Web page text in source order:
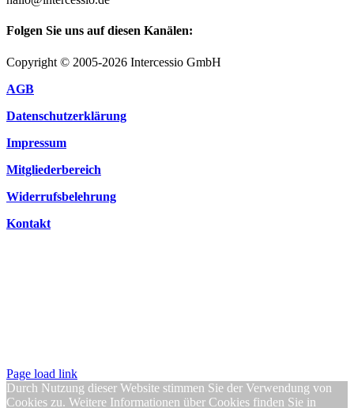
Folgen Sie uns auf diesen Kanälen:
Copyright © 2005-2026 Intercessio GmbH
AGB
Datenschutzerklärung
Impressum
Mitgliederbereich
Widerrufsbelehrung
Kontakt
Page load link
Durch Nutzung dieser Website stimmen Sie der Verwendung von
Cookies zu. Weitere Informationen über Cookies finden Sie in